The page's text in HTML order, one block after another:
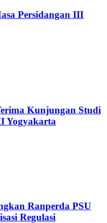
Persidangan III
Kunjungan Studi
Yogyakarta
Ranperda PSU
Regulasi